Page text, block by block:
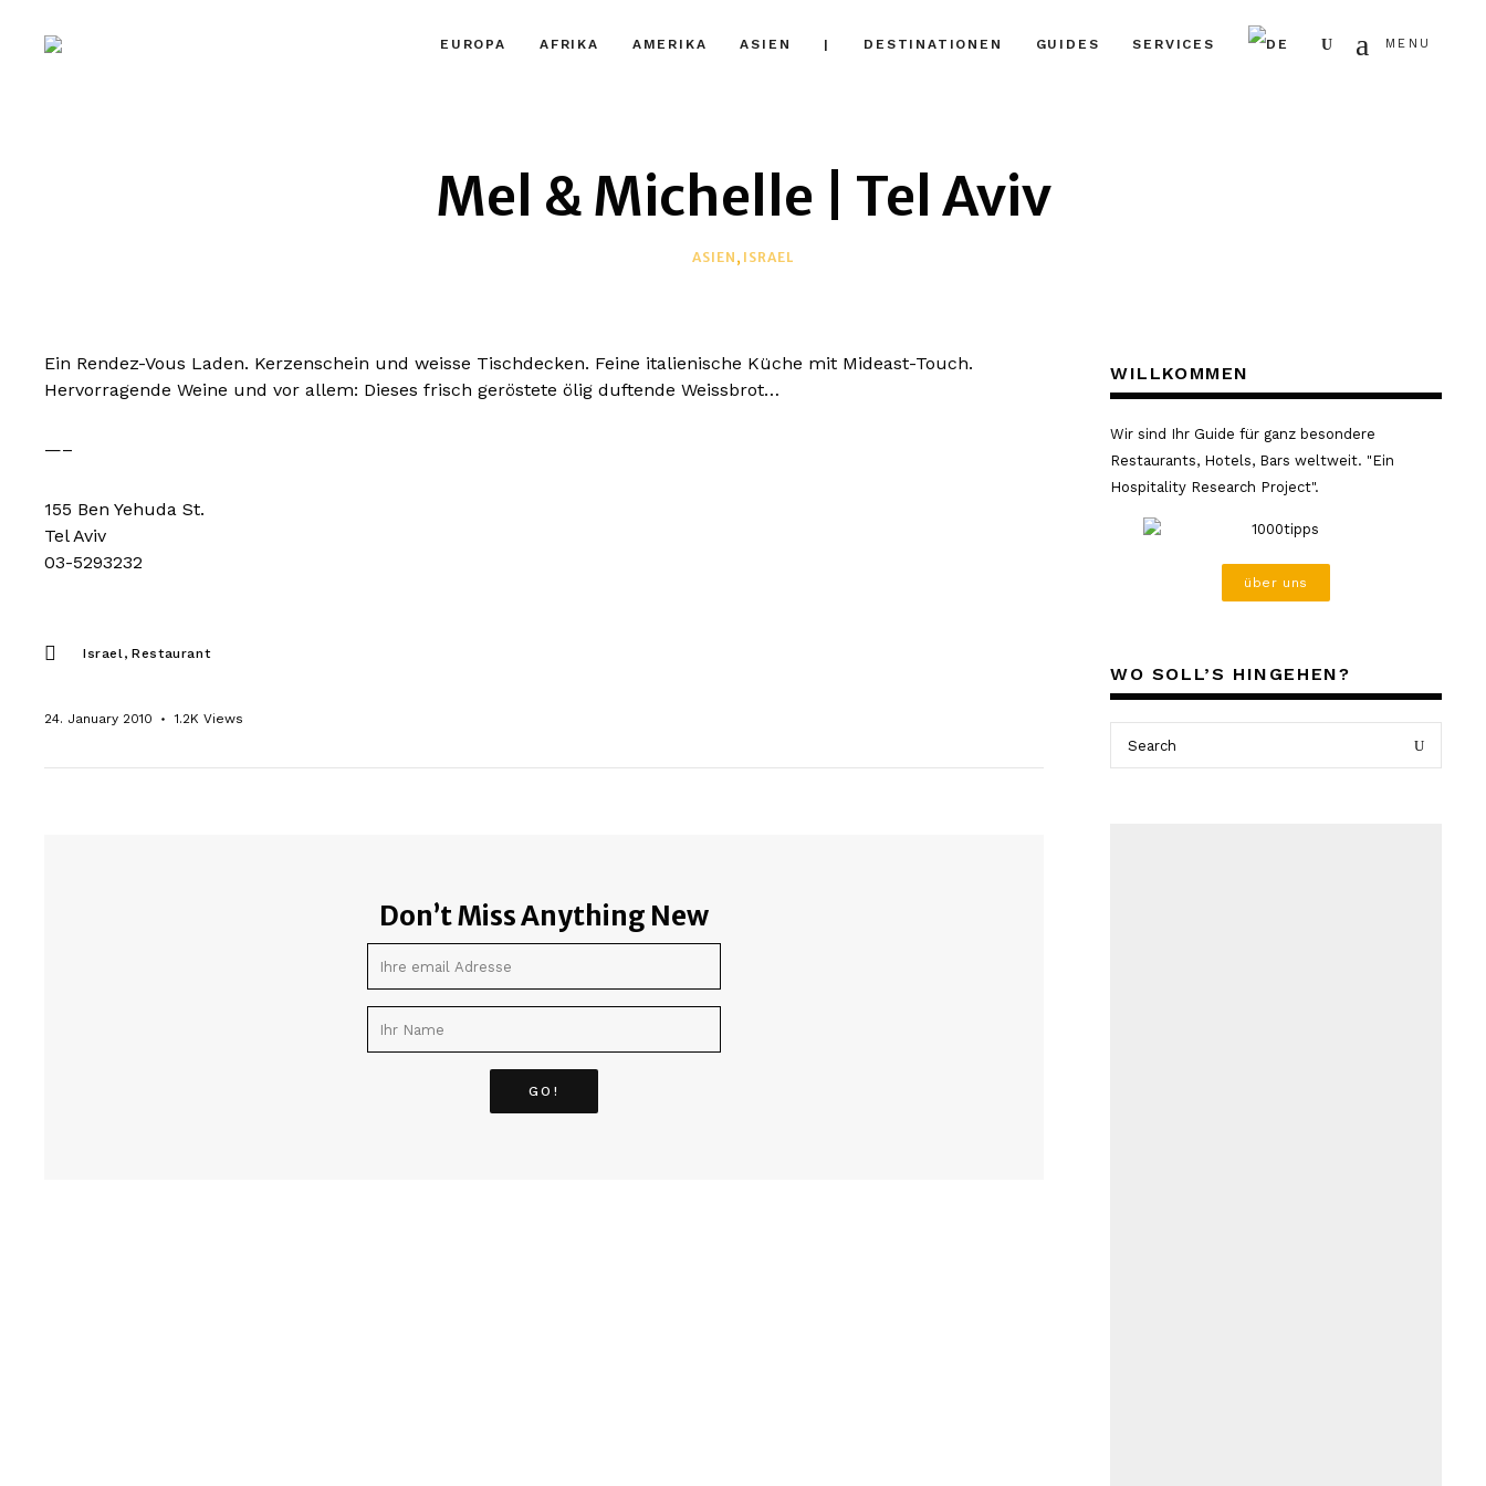
MENU
EUROPA AFRIKA AMERIKA ASIEN | DESTINATIONEN GUIDES SERVICES Search
Mel & Michelle | Tel Aviv
ASIEN , ISRAEL
Ein Rendez-Vous Laden. Kerzenschein und weisse Tischdecken. Feine italienische Küche mit Mideast-Touch.
Hervorragende Weine und vor allem: Dieses frisch geröstete ölig duftende Weissbrot…
—–
155 Ben Yehuda St.
Tel Aviv
03-5293232
Israel Restaurant
24. January 2010 1.2K Views
Don’t Miss Anything New
WILLKOMMEN
Wir sind Ihr Guide für ganz besondere
Restaurants, Hotels, Bars weltweit. "Ein
Hospitality Research Project".
über uns
WO SOLL’S HINGEHEN?
Search